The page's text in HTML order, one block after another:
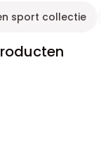
sport collectie